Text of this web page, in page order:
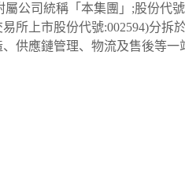
公司統稱「本集團」;股份代
所上市股份代號:002594)分
供應鏈管理、物流及售後等一